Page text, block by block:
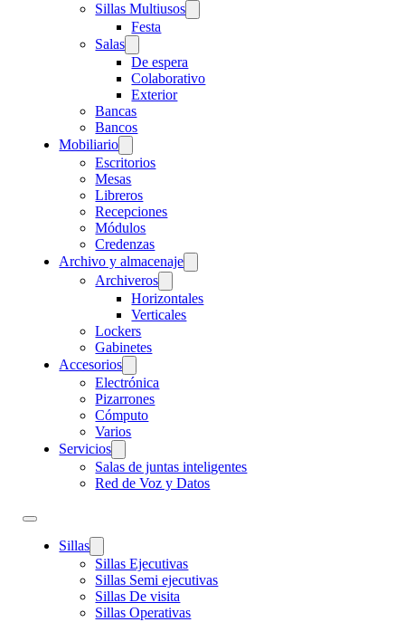
Sillas Multiusos
Festa
Salas
De espera
Colaborativo
Exterior
Bancas
Bancos
Mobiliario
Escritorios
Mesas
Libreros
Recepciones
Módulos
Credenzas
Archivo y almacenaje
Archiveros
Horizontales
Verticales
Lockers
Gabinetes
Accesorios
Electrónica
Pizarrones
Cómputo
Varios
Servicios
Salas de juntas inteligentes
Red de Voz y Datos
Sillas
Sillas Ejecutivas
Sillas Semi ejecutivas
Sillas De visita
Sillas Operativas